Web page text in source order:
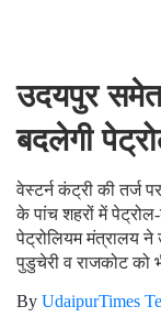
उदयपुर
बदलेगी
वेस्टर्न कंट्री की तर्ज
के पांच शहरों में
पेट्रोलियम मंत्रालय
पुडुचेरी व राजकोट को
By UdaipurTimes